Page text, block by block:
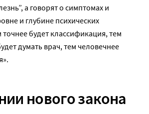
а говорят о симптомах и
и глубине психических
точнее будет классификация, тем
думать врач, тем человечнее
нового закона